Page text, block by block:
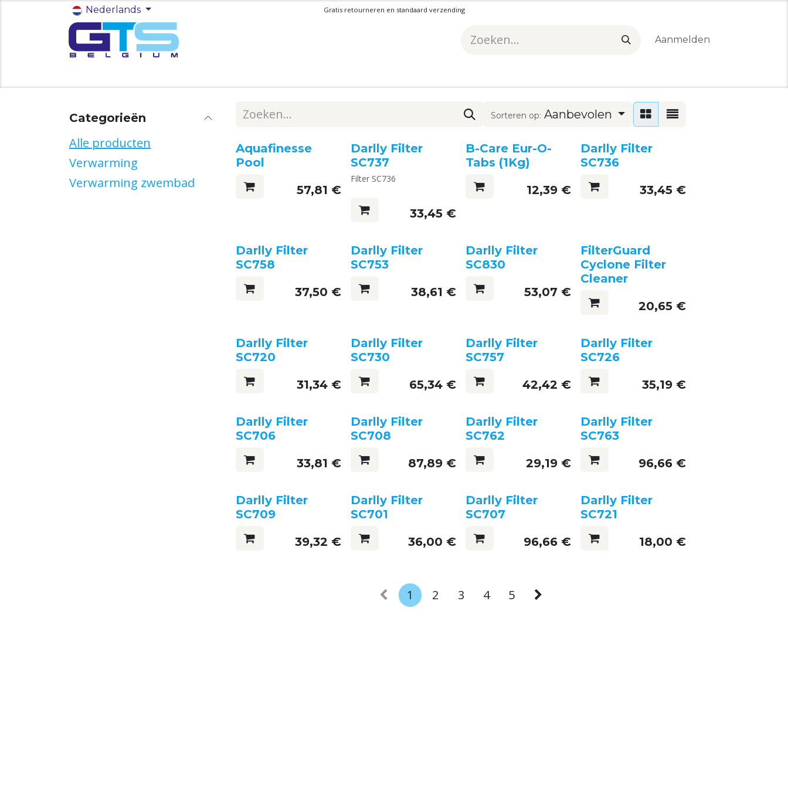
Overslaan naar inhoud
Nederlands Gratis retourneren en standaard verzending
Aanmelden
Categorieën
Alle producten
Verwarming
Verwarming zwembad
Sorteren op: Aanbevolen
Aquafinesse
Pool
57,81 €
Darlly Filter
SC737
Filter SC736
33,45€
B-Care Eur-O-
Tabs (1Kg)
12,39€
Darlly Filter
SC736
33,45€
Darlly Filter
SC758
37,50 €
Darlly Filter
SC753
38,61 €
Darlly Filter
SC830
53,07 €
FilterGuard
Cyclone Filter
Cleaner
20,65€
Darlly Filter
SC720
31,34€
Darlly Filter
SC730
65,34€
Darlly Filter
SC757
42,42 €
Darlly Filter
SC726
35,19€
Darlly Filter
SC706
33,81 €
Darlly Filter
SC708
87,89€
Darlly Filter
SC762
29,19€
Darlly Filter
SC763
96,66€
Darlly Filter
SC709
39,32 €
Darlly Filter
SC701
36,00 €
Darlly Filter
SC707
96,66€
Darlly Filter
SC721
18,00 €
1 2 3 4 5